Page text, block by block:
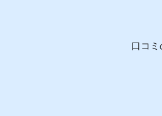
口コミ